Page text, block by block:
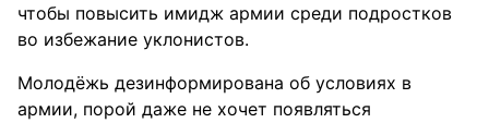
чтобы повысить имидж армии среди подростков
во избежание уклонистов.
Молодёжь дезинформирована об условиях в
армии, порой даже не хочет появляться